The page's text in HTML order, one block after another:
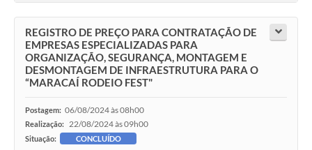
REGISTRO DE PREÇO PARA CONTRATAÇÃO DE
EMPRESAS ESPECIALIZADAS PARA
ORGANIZAÇÃO, SEGURANÇA, MONTAGEM E
DESMONTAGEM DE INFRAESTRUTURA PARA O
“MARACAÍ RODEIO FEST"
Postagem: 06/08/2024 às 08h00
Realização: 22/08/2024 às 09h00
Situação: CONCLUÍDO